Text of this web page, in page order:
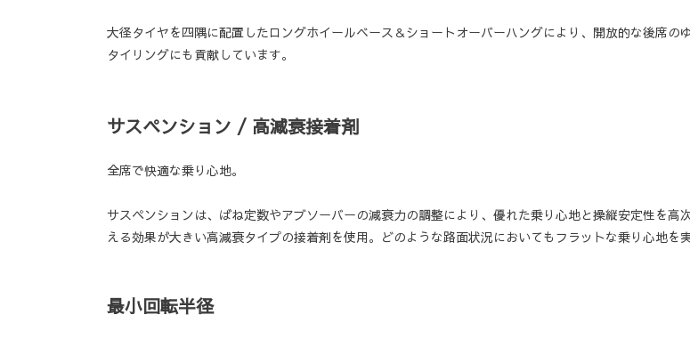
大径タイヤを四隅に配置したロングホイールベース＆ショートオーバーハングにより、開放的な後席
タイリングにも貢献しています。
サスペンション / 高減衰接着剤
全席で快適な乗り心地。
サスペンションは、ばね定数やアブソーバーの減衰力の調整により、優れた乗り心地と操縦安定性を
える効果が大きい高減衰タイプの接着剤を使用。どのような路面状況においてもフラットな乗り心地を
最小回転半径